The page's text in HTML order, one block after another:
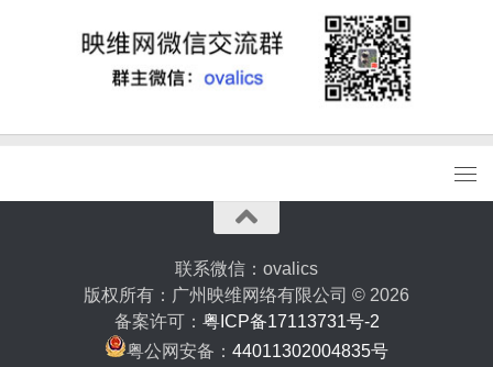
联系微信：ovalics
版权所有：广州映维网络有限公司 © 2026
备案许可： 粤ICP备17113731号-2
粤公网安备： 44011302004835号